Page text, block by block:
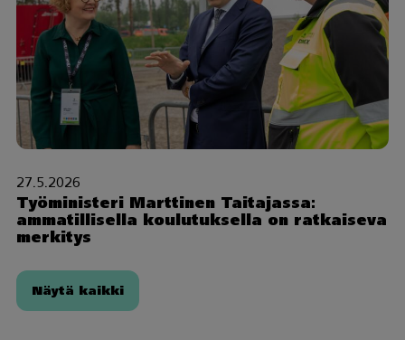
27.5.2026
Työministeri Marttinen Taitajassa:
ammatillisella koulutuksella on ratkaiseva
merkitys
Näytä kaikki